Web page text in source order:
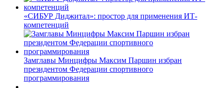
«СИБУР Диджитал»: простор для применения ИТ-
компетенций
Замглавы Минцифры Максим Паршин избран
президентом Федерации спортивного
программирования